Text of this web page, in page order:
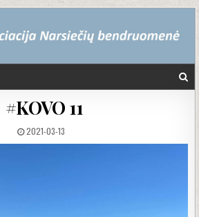
#KOVO 11
PUBLISHED DATE:
2021-03-13